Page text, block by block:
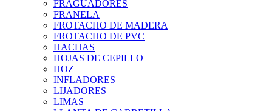
FRAGUADORES
FRANELA
FROTACHO DE MADERA
FROTACHO DE PVC
HACHAS
HOJAS DE CEPILLO
HOZ
INFLADORES
LIJADORES
LIMAS